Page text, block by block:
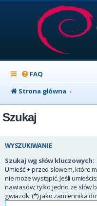
FAQ
Strona główna
Szukaj
WYSZUKIWANIE
Szukaj wg słów kluczowych:
Umieść +przed słowem, które
nie może wystąpić. Jeśli
nawiasów, tylko jedno ze słów
gwiazdki (*) jako zamiennika